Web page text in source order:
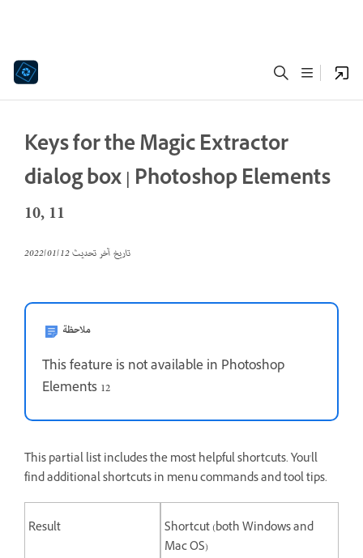
Keys for the Magic Extractor
dialog box | Photoshop Elements
10, 11
تاريخ آخر تحديث12‏/01‏/2022
ملاحظة
This feature is not available in Photoshop
Elements 12
This partial list includes the most helpful shortcuts. You'll
find additional shortcuts in menu commands and tool tips.
Result
Shortcut (both Windows and
Mac OS)